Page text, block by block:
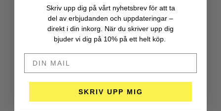
Skriv upp dig på vårt nyhetsbrev för att ta
del av erbjudanden och uppdateringar –
direkt i din inkorg. När du skriver upp dig
bjuder vi dig på 10% på ett helt köp.
SKRIV UPP MIG